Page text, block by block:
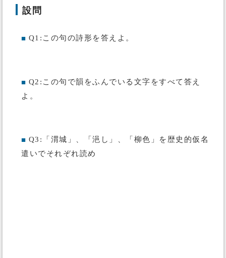
設問
■ Q1:この句の詩形を答えよ。
■ Q2:この句で韻をふんでいる文字をすべて答え
よ。
■ Q3:「渭城」、「浥し」、「柳色」を歴史的仮名
遣いでそれぞれ読め